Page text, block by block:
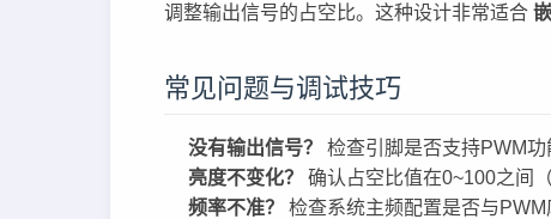
调整输出信号的占空比。这种设计非常适合
常见问题与调试技巧
没有输出信号？
检查引脚是否支持PWM功
亮度不变化？
确认占空比值在0~100之间
频率不准？
检查系统主频配置是否与PWM